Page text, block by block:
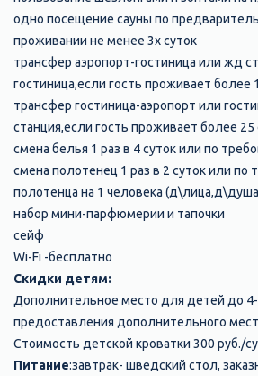
одно посещение сауны по
проживании не менее 3х суток
трансфер аэропорт-гостиница или жд
гостиница,если гость проживает более
трансфер гостиница-аэропорт или
станция,если гость проживает более 25
смена белья 1 раз в 4 суток или по
смена полотенец 1 раз в 2 суток или по
полотенца на 1 человека
набор мини-парфюмерии и тапочки
сейф
Wi-Fi -бесплатно
Скидки детям:
Дополнительное место для детей до 4-
предоставления дополнительного
Стоимость детской кроватки 300 руб./
Питание:завтрак- шведский стол,